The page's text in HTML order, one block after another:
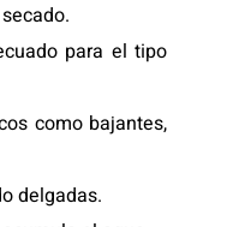
para el tipo
como bajantes,
delgadas.